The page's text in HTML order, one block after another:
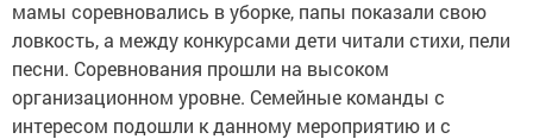
мамы соревновались в уборке, папы показали свою
ловкость, а между конкурсами дети читали стихи, пели
песни. Соревнования прошли на высоком
организационном уровне. Семейные команды с
интересом подошли к данному мероприятию и с